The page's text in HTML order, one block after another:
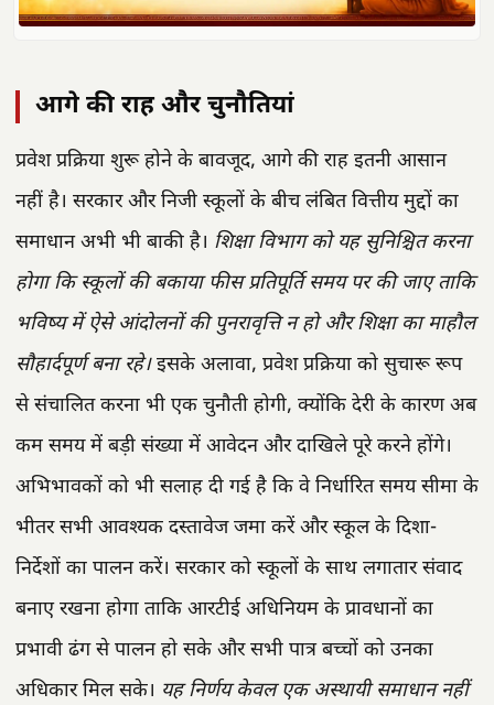
आगे की राह और चुनौतियां
प्रवेश प्रक्रिया शुरू होने के बावजूद, आगे की राह इतनी आसान
नहीं है। सरकार और निजी स्कूलों के बीच लंबित वित्तीय मुद्दों का
समाधान अभी भी बाकी है। शिक्षा विभाग को यह सुनिश्चित करना
होगा कि स्कूलों की बकाया फीस प्रतिपूर्ति समय पर की जाए ताकि
भविष्य में ऐसे आंदोलनों की पुनरावृत्ति न हो और शिक्षा का माहौल
सौहार्दपूर्ण बना रहे।इसके अलावा, प्रवेश प्रक्रिया को सुचारू रूप
से संचालित करना भी एक चुनौती होगी, क्योंकि देरी के कारण अब
कम समय में बड़ी संख्या में आवेदन और दाखिले पूरे करने होंगे।
अभिभावकों को भी सलाह दी गई है कि वे निर्धारित समय सीमा के
भीतर सभी आवश्यक दस्तावेज जमा करें और स्कूल के दिशा-
निर्देशों का पालन करें। सरकार को स्कूलों के साथ लगातार संवाद
बनाए रखना होगा ताकि आरटीई अधिनियम के प्रावधानों का
प्रभावी ढंग से पालन हो सके और सभी पात्र बच्चों को उनका
अधिकार मिल सके। यह निर्णय केवल एक अस्थायी समाधान नहीं